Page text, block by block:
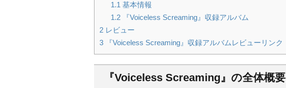
1.1 基本情報
1.2『Voiceless Screaming』収録アルバム
2 レビュー
3 『Voiceless Screaming』収録アルバムレビューリンク
『Voiceless Screaming』の全体概要